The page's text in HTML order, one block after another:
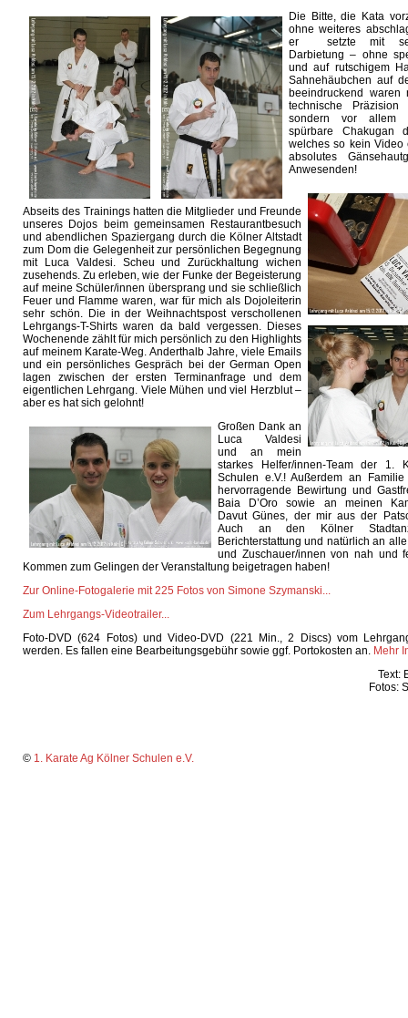
Die Bitte, die Kata
ohne weiteres
er setzte mit
Darbietung – ohne
und auf rutschigem
Sahnehäubchen auf
beeindruckend
technische
sondern vor allem
spürbare Chakugan
welches so kein Video
absolutes
Anwesenden!
Abseits des Trainings hatten die Mitglieder und Freunde
unseres Dojos beim gemeinsamen Restaurantbesuch
und abendlichen Spaziergang durch die Kölner Altstadt
zum Dom die Gelegenheit zur persönlichen Begegnung
mit Luca Valdesi. Scheu und Zurückhaltung wichen
zusehends. Zu erleben, wie der Funke der Begeisterung
auf meine Schüler/innen übersprang und sie schließlich
Feuer und Flamme waren, war für mich als Dojoleiterin
sehr schön. Die in der Weihnachtspost verschollenen
Lehrgangs-T-Shirts waren da bald vergessen. Dieses
Wochenende zählt für mich persönlich zu den Highlights
auf meinem Karate-Weg. Anderthalb Jahre, viele Emails
und ein persönliches Gespräch bei der German Open
lagen zwischen der ersten Terminanfrage und dem
eigentlichen Lehrgang. Viele Mühen und viel Herzblut –
aber es hat sich gelohnt!
Großen Dank an
Luca Valdesi
und an mein
starkes Helfer/innen-Team der 1.
Schulen e.V.! Außerdem an
hervorragende Bewirtung und
Baia D’Oro sowie an meinen
Davut Günes, der mir aus der
Auch an den Kölner
Berichterstattung und natürlich an
und Zuschauer/innen von nah und
Kommen zum Gelingen der Veranstaltung beigetragen haben!
Zur Online-Fotogalerie mit 225 Fotos von Simone Szymanski...
Zum Lehrgangs-Videotrailer...
Foto-DVD (624 Fotos) und Video-DVD (221 Min., 2 Discs) vom
werden. Es fallen eine Bearbeitungsgebühr sowie ggf. Portokosten an. Mehr
Text:
Fotos:
© 1. Karate Ag Kölner Schulen e.V.